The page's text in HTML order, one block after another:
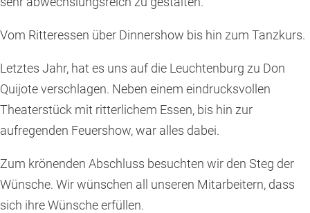
Vom Ritteressen über Dinnershow bis hin zum Tanzkurs.
Letztes Jahr, hat es uns auf die Leuchtenburg zu Don
Quijote verschlagen. Neben einem eindrucksvollen
Theaterstück mit ritterlichem Essen, bis hin zur
aufregenden Feuershow, war alles dabei.
Zum krönenden Abschluss besuchten wir den Steg der
Wünsche. Wir wünschen all unseren Mitarbeitern, dass
sich ihre Wünsche erfüllen.